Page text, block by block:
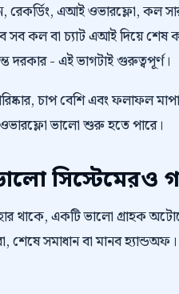
রেকর্ডিং, এআই ওভারফ্লো, কল
সব কল বা চ্যাট এআই দিয়ে
দরকার - এই ভাগটাই গুরুত্বপূর্ণ।
চাপ বেশি এবং ফলাফল
ভালো শুরু হতে পারে।
সিস্টেমেরও
থাকে, একটি ভালো গ্রাহক
শেষে সমাধান বা মানব